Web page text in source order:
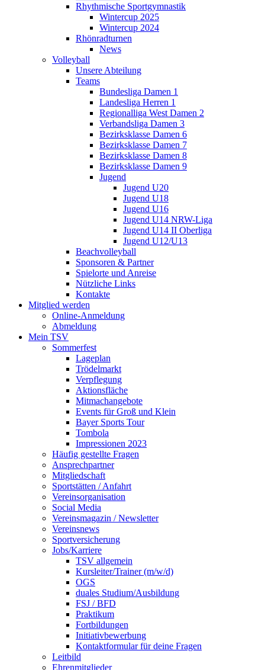
Rhythmische Sportgymnastik
Wintercup 2025
Wintercup 2024
Rhönradturnen
News
Volleyball
Unsere Abteilung
Teams
Bundesliga Damen 1
Landesliga Herren 1
Regionalliga West Damen 2
Verbandsliga Damen 3
Bezirksklasse Damen 6
Bezirksklasse Damen 7
Bezirksklasse Damen 8
Bezirksklasse Damen 9
Jugend
Jugend U20
Jugend U18
Jugend U16
Jugend U14 NRW-Liga
Jugend U14 II Oberliga
Jugend U12/U13
Beachvolleyball
Sponsoren & Partner
Spielorte und Anreise
Nützliche Links
Kontakte
Mitglied werden
Online-Anmeldung
Abmeldung
Mein TSV
Sommerfest
Lageplan
Trödelmarkt
Verpflegung
Aktionsfläche
Mitmachangebote
Events für Groß und Klein
Bayer Sports Tour
Tombola
Impressionen 2023
Häufig gestellte Fragen
Ansprechpartner
Mitgliedschaft
Sportstätten / Anfahrt
Vereinsorganisation
Social Media
Vereinsmagazin / Newsletter
Vereinsnews
Sportversicherung
Jobs/Karriere
TSV allgemein
Kursleiter/Trainer (m/w/d)
OGS
duales Studium/Ausbildung
FSJ / BFD
Praktikum
Fortbildungen
Initiativbewerbung
Kontaktformular für deine Fragen
Leitbild
Ehrenmitglieder